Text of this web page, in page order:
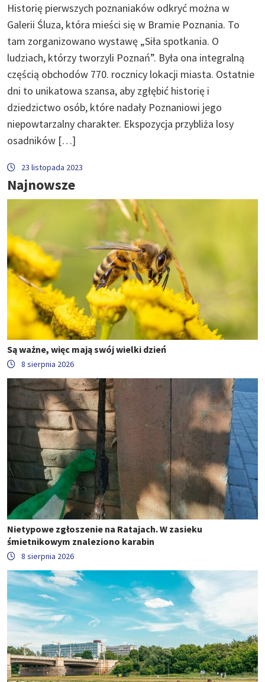
Historię pierwszych poznaniaków odkryć można w
Galerii Śluza, która mieści się w Bramie Poznania. To
tam zorganizowano wystawę „Siła spotkania. O
ludziach, którzy tworzyli Poznań”. Była ona integralną
częścią obchodów 770. rocznicy lokacji miasta. Ostatnie
dni to unikatowa szansa, aby zgłębić historię i
dziedzictwo osób, które nadały Poznaniowi jego
niepowtarzalny charakter. Ekspozycja przybliża losy
osadników […]
23 listopada 2023
Najnowsze
Są ważne, więc mają swój wielki dzień
8 sierpnia 2026
Nietypowe zgłoszenie na Ratajach. W zasieku
śmietnikowym znaleziono karabin
8 sierpnia 2026